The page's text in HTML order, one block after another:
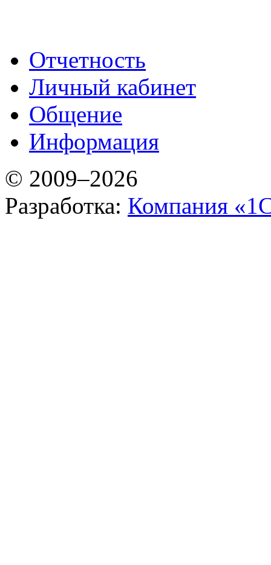
Отчетность
Личный кабинет
Общение
Информация
© 2009–2026
Разработка: Компания